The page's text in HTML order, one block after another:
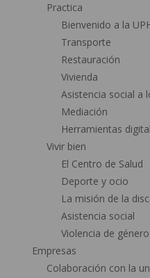
Practica
Bienvenido a la
Transporte
Restauración
Vivienda
Asistencia social a
Mediación
Herramientas
Vivir bien
El Centro de Salud
Deporte y ocio
La misión de la
Asistencia social
Violencia de género
Empresas
Colaboración con la